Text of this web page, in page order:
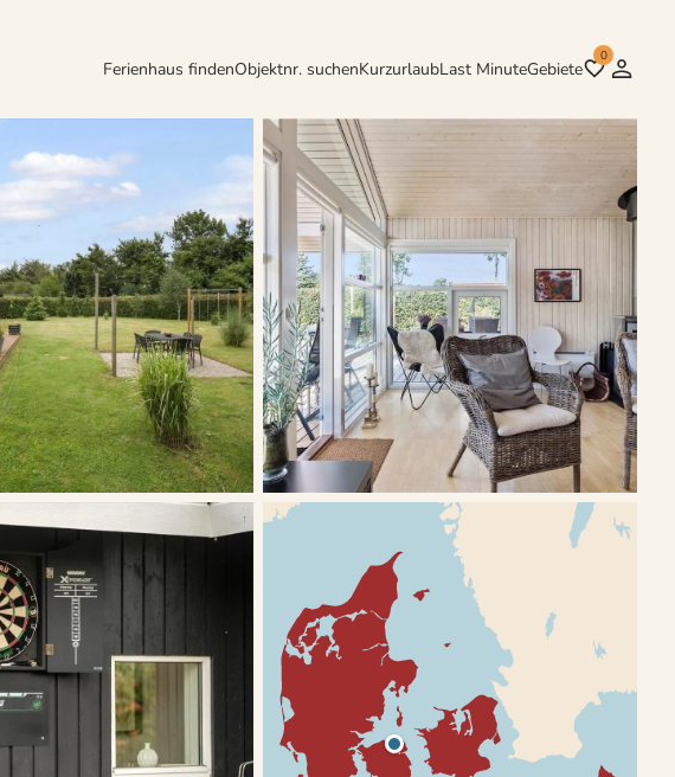
Ferienhaus findenObjektnr. suchenKurzurlaubLast MinuteGebiete
0